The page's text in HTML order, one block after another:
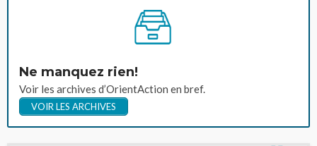
Ne manquez rien!
Voir les archives d’OrientAction en bref.
VOIR LES ARCHIVES